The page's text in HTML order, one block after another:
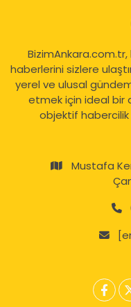
haberlerini sizlere
yerel ve ulusal
etmek için ideal bir
objektif habercilik
Mustafa